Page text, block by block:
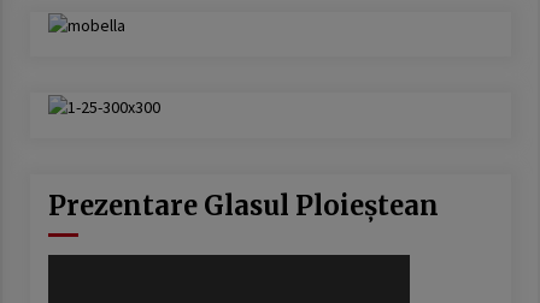
Prezentare Glasul Ploieștean